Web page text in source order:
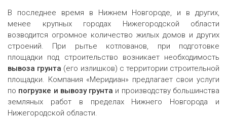
В последнее время в Нижнем Новгороде, и в других,
менее крупных городах Нижегородской области
возводится огромное количество жилых домов и других
строений. При рытье котлованов, при подготовке
площадки под строительство возникает необходимость
вывоза грунта (его излишков) с территории строительной
площадки. Компания «Меридиан» предлагает свои услуги
по погрузке и вывозу грунта и производству большинства
земляных работ в пределах Нижнего Новгорода и
Нижегородской области.